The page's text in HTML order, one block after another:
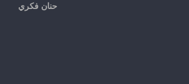
حنان فكري